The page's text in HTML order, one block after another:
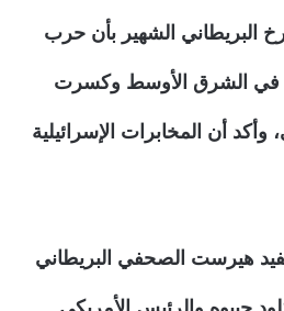
البريطاني الشهير بأن حرب
في الشرق الأوسط وكسرت
وأكد أن المخابرات الإسرائيلية
هيرست الصحفي البريطاني